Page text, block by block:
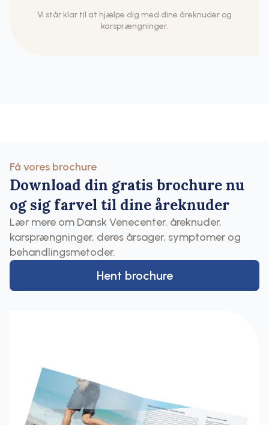
Vi står klar til at hjælpe dig med dine åreknuder og
karsprængninger.
Få vores brochure
Download din gratis brochure nu
og sig farvel til dine åreknuder
Lær mere om Dansk Venecenter, åreknuder,
karsprængninger, deres årsager, symptomer og
behandlingsmetoder.
Hent brochure